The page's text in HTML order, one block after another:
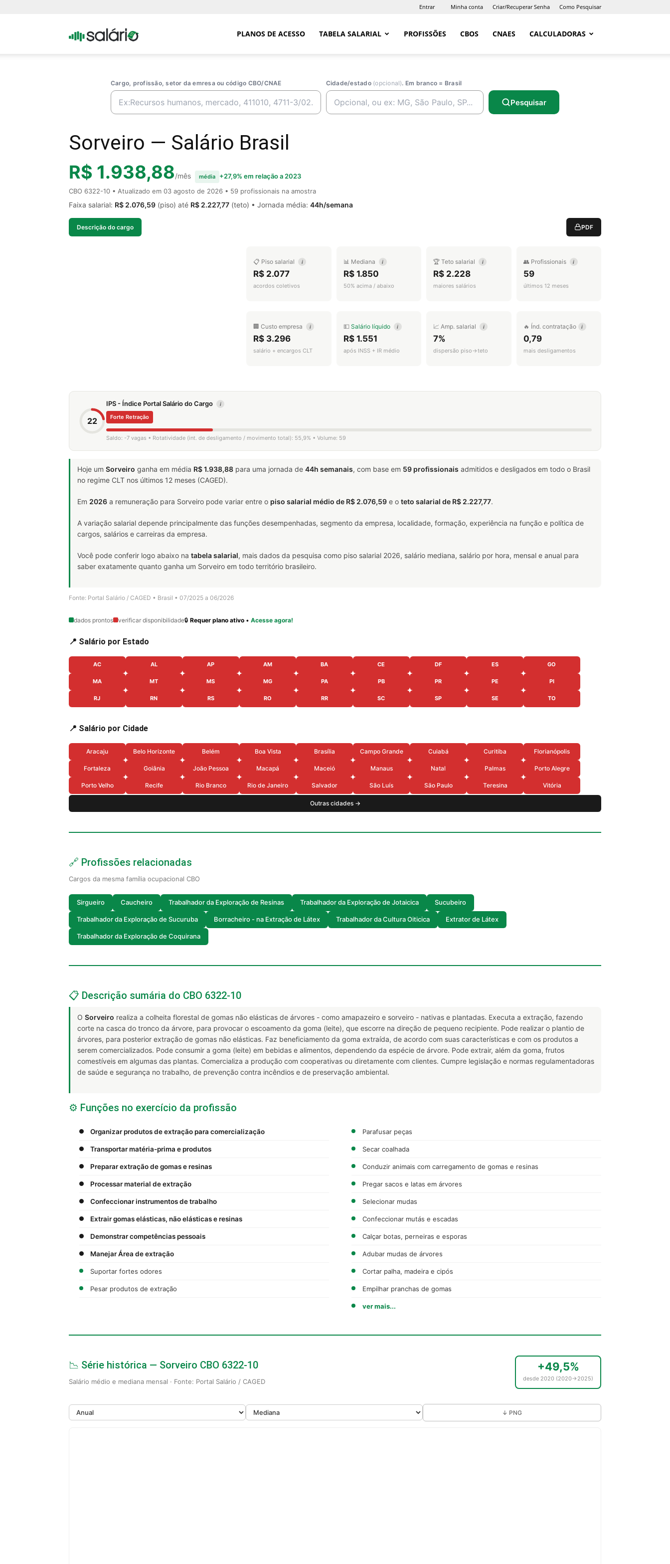
Entrar Minha conta Criar/Recuperar Senha Como Pesquisar
Portal PLANOS DE ACESSO TABELA SALARIAL PROFISSÕES CBOS CNAES CALCULADORAS
Cargo, profissão, setor da emresa ou código CBO/CNAE Cidade/estado (opcional). Em branco = Brasil
Pesquisar
Sorveiro — Salário Brasil
R$ 1.938,88/mês média
+27,9% em relação a 2023
CBO 6322-10 • Atualizado em 03 agosto de 2026 • 59 profissionais na amostra
Faixa salarial: R$ 2.076,59 (piso) até R$ 2.227,77 (teto) • Jornada média: 44h/semana
Descrição do cargo PDF
📋 Piso salarial i
R$ 2.077
acordos coletivos
📊 Mediana i
R$ 1.850
50% acima / abaixo
🏆 Teto salarial i
R$ 2.228
maiores salários
👥 Profissionais i
59
últimos 12 meses
🏢 Custo empresa i
R$ 3.296
salário + encargos CLT
💵 Salário líquido i
R$ 1.551
após INSS + IR médio
📈 Amp. salarial i
7%
dispersão piso→teto
🔥 Índ. contratação i
0,79
mais desligamentos
22
IPS - Índice Portal Salário do Cargo i
Forte Retração
Saldo: -7 vagas • Rotatividade (int. de desligamento / movimento total): 55,9% • Volume: 59
Hoje um Sorveiro ganha em média R$ 1.938,88 para uma jornada de 44h semanais, com base em 59 profissionais admitidos e desligados em todo o Brasil
no regime CLT nos últimos 12 meses (CAGED).
Em 2026 a remuneração para Sorveiro pode variar entre o piso salarial médio de R$ 2.076,59 e o teto salarial de R$ 2.227,77.
A variação salarial depende principalmente das funções desempenhadas, segmento da empresa, localidade, formação, experiência na função e política de
cargos, salários e carreiras da empresa.
Você pode conferir logo abaixo na tabela salarial, mais dados da pesquisa como piso salarial 2026, salário mediana, salário por hora, mensal e anual para
saber exatamente quanto ganha um Sorveiro em todo território brasileiro.
Fonte: Portal Salário / CAGED • Brasil • 07/2025 a 06/2026
dados prontos verificar disponibilidade🔒 Requer plano ativo • Acesse agora!
📍 Salário por Estado
AC AL AP AM BA CE DF ES GO
MA MT MS MG PA PB PR PE PI
RJ RN RS RO RR SC SP SE TO
📍 Salário por Cidade
Aracaju Belo Horizonte Belém Boa Vista Brasília Campo Grande Cuiabá Curitiba Florianópolis
Fortaleza Goiânia João Pessoa Macapá Maceió Manaus Natal Palmas Porto Alegre
Porto Velho Recife Rio Branco Rio de Janeiro Salvador São Luís São Paulo Teresina Vitória
Outras cidades →
🔗 Profissões relacionadas
Cargos da mesma família ocupacional CBO
Sirgueiro Caucheiro Trabalhador da Exploração de Resinas Trabalhador da Exploração de Jotaicica Sucubeiro
Trabalhador da Exploração de Sucuruba Borracheiro - na Extração de Látex Trabalhador da Cultura Oiticica Extrator de Látex
Trabalhador da Exploração de Coquirana
📋 Descrição sumária do CBO 6322-10
O Sorveiro realiza a colheita florestal de gomas não elásticas de árvores - como amapazeiro e sorveiro - nativas e plantadas. Executa a extração, fazendo
corte na casca do tronco da árvore, para provocar o escoamento da goma (leite), que escorre na direção de pequeno recipiente. Pode realizar o plantio de
árvores, para posterior extração de gomas não elásticas. Faz beneficiamento da goma extraída, de acordo com suas características e com os produtos a
serem comercializados. Pode consumir a goma (leite) em bebidas e alimentos, dependendo da espécie de árvore. Pode extrair, além da goma, frutos
comestíveis em algumas das plantas. Comercializa a produção com cooperativas ou diretamente com clientes. Cumpre legislação e normas regulamentadoras
de saúde e segurança no trabalho, de prevenção contra incêndios e de preservação ambiental.
⚙️ Funções no exercício da profissão
Organizar produtos de extração para comercialização
Transportar matéria-prima e produtos
Preparar extração de gomas e resinas
Processar material de extração
Confeccionar instrumentos de trabalho
Extrair gomas elásticas, não elásticas e resinas
Demonstrar competências pessoais
Manejar Área de extração
Suportar fortes odores
Pesar produtos de extração
Parafusar peças
Secar coalhada
Conduzir animais com carregamento de gomas e resinas
Pregar sacos e latas em árvores
Selecionar mudas
Confeccionar mutás e escadas
Calçar botas, perneiras e esporas
Adubar mudas de árvores
Cortar palha, madeira e cipós
Empilhar pranchas de gomas
ver mais...
📉 Série histórica — Sorveiro CBO 6322-10
Salário médio e mediana mensal · Fonte: Portal Salário / CAGED
+49,5%
desde 2020 (2020→2025)
↓ PNG